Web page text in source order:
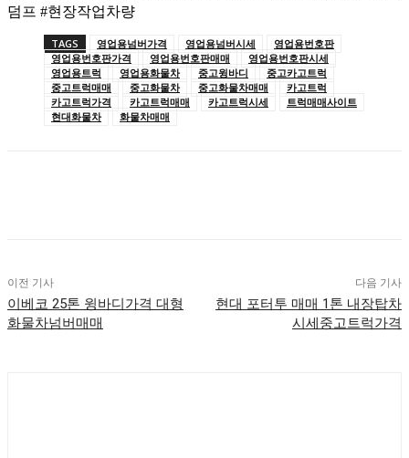
덤프 #현장작업차량
TAGS 영업용넘버가격 영업용넘버시세
영업용번호판
영업용번호판가격
영업용번호판매매
영업용번호판시세
영업용트럭
영업용화물차 중고윙바디
중고카고트럭
중고트럭매매
중고화물차 중고화물차매매
카고트럭
카고트럭가격
카고트럭매매 카고트럭시세
트럭매매사이트
현대화물차
화물차매매
이전 기사
이베코 25톤 윙바디가격 대형
화물차넘버매매
다음 기사
현대 포터투 매매 1톤 내장탑차
시세중고트럭가격